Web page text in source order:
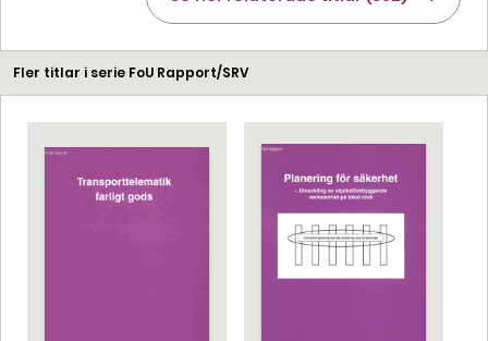
Fler titlar i serie FoU Rapport/SRV